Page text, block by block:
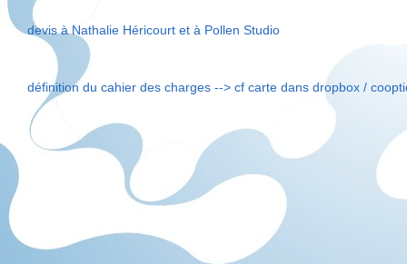
devis à Nathalie Héricourt et à Pollen Studio
définition du cahier des charges --> cf carte dans dropbox /